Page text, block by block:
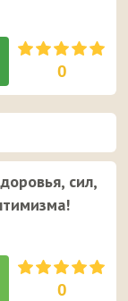
0
сил,
0